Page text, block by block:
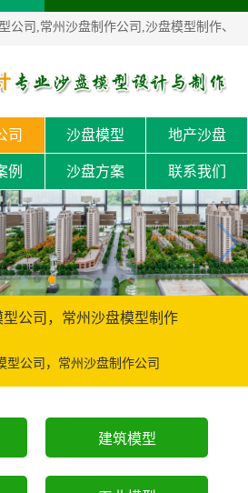
公司,常州沙盘制作公司,沙盘模型制作、
司 沙盘模型 地产沙盘
例 沙盘方案 联系我们
公司，常州沙盘模型制作
型公司，常州沙盘制作公司
建筑模型